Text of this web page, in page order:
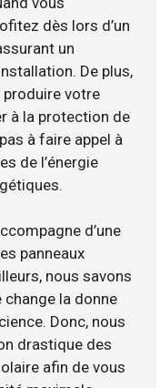
dès lors d’un
un
De plus,
produire votre
à la protection de
à faire appel à
de l’énergie
d’une
panneaux
nous savons
la donne
Donc, nous
drastique des
afin de vous